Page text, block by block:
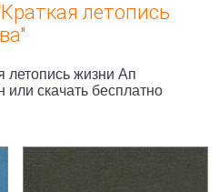
летопись
летопись жизни Ап
или скачать бесплатно